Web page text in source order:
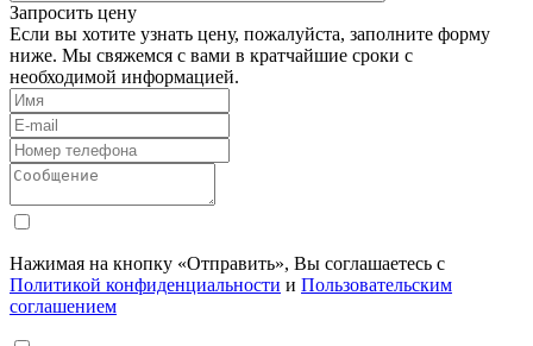
Запросить цену
Если вы хотите узнать цену, пожалуйста, заполните форму
ниже. Мы свяжемся с вами в кратчайшие сроки с
необходимой информацией.
Нажимая на кнопку «Отправить», Вы соглашаетесь с
Политикой конфиденциальности и Пользовательским
соглашением